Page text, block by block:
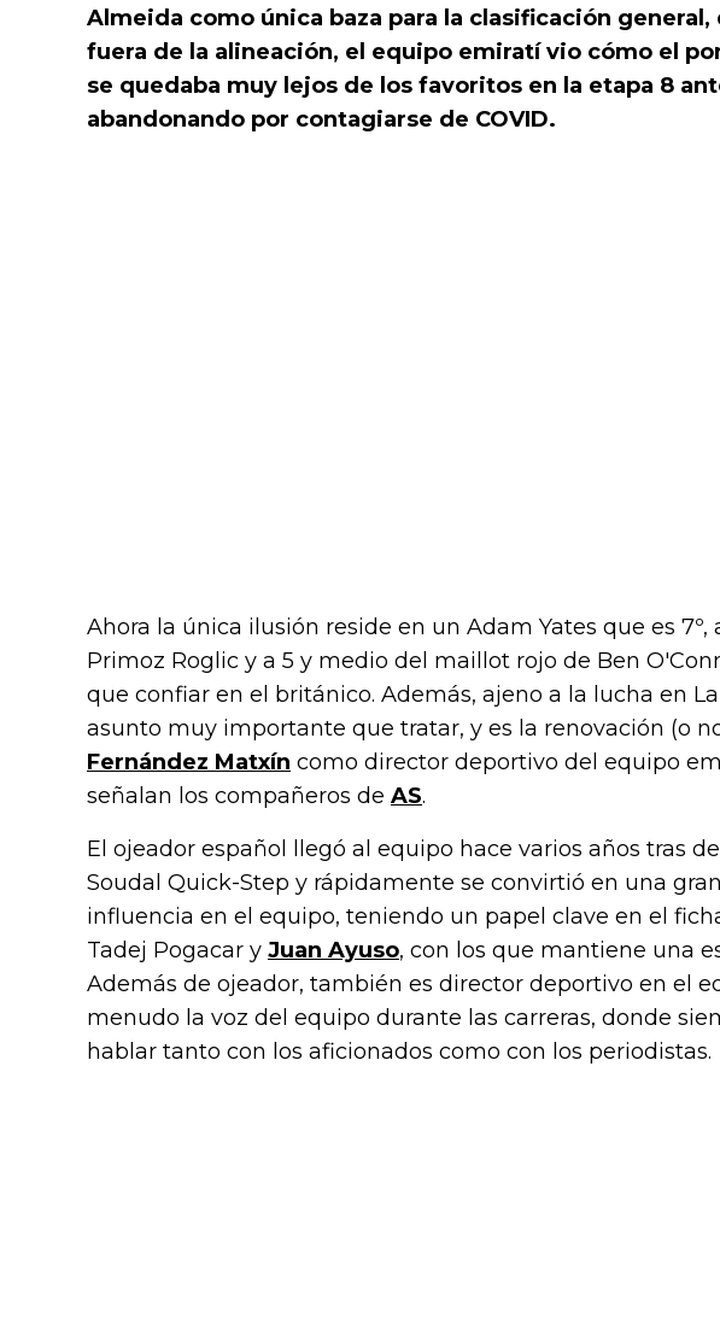
Almeida como única baza para la clasificación general,
fuera de la alineación, el equipo emiratí vio cómo el
se quedaba muy lejos de los favoritos en la etapa 8
abandonando por contagiarse de COVID.
Ahora la única ilusión reside en un Adam Yates que es 7º,
Primoz Roglic y a 5 y medio del maillot rojo de Ben
que confiar en el británico. Además, ajeno a la lucha en
asunto muy importante que tratar, y es la renovación (o
Fernández Matxín como director deportivo del equipo
señalan los compañeros de AS.
El ojeador español llegó al equipo hace varios años tras
Soudal Quick-Step y rápidamente se convirtió en una
influencia en el equipo, teniendo un papel clave en el
Tadej Pogacar y Juan Ayuso, con los que mantiene una
Además de ojeador, también es director deportivo en el
menudo la voz del equipo durante las carreras, donde
hablar tanto con los aficionados como con los periodistas.